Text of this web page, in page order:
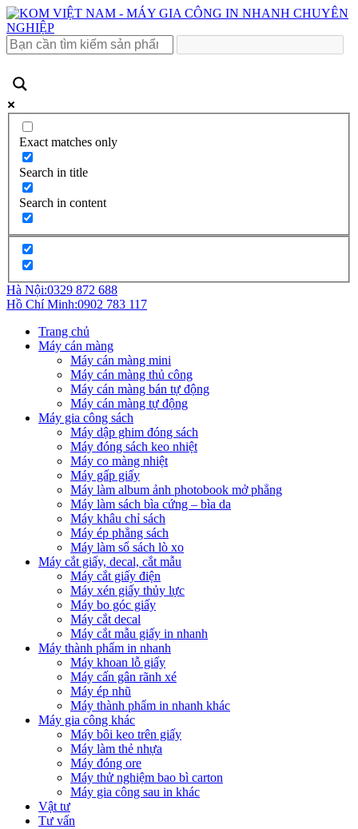
Exact matches only
Search in title
Search in content
Hà Nội:0329 872 688
Hồ Chí Minh:0902 783 117
Trang chủ
Máy cán màng
Máy cán màng mini
Máy cán màng thủ công
Máy cán màng bán tự động
Máy cán màng tự động
Máy gia công sách
Máy dập ghim đóng sách
Máy đóng sách keo nhiệt
Máy co màng nhiệt
Máy gấp giấy
Máy làm album ảnh photobook mở phẳng
Máy làm sách bìa cứng – bìa da
Máy khâu chỉ sách
Máy ép phẳng sách
Máy làm sổ sách lò xo
Máy cắt giấy, decal, cắt mẫu
Máy cắt giấy điện
Máy xén giấy thủy lực
Máy bo góc giấy
Máy cắt decal
Máy cắt mẫu giấy in nhanh
Máy thành phẩm in nhanh
Máy khoan lỗ giấy
Máy cấn gân rãnh xé
Máy ép nhũ
Máy thành phẩm in nhanh khác
Máy gia công khác
Máy bôi keo trên giấy
Máy làm thẻ nhựa
Máy đóng ore
Máy thử nghiệm bao bì carton
Máy gia công sau in khác
Vật tư
Tư vấn